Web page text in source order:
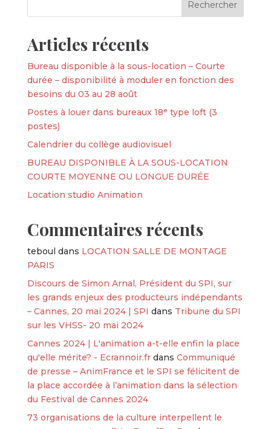
Articles récents
Bureau disponible à la sous-location – Courte
durée – disponibilité à moduler en fonction des
besoins du 03 au 28 août
Postes à louer dans bureaux 18ᵉ type loft (3
postes)
Calendrier du collège audiovisuel
BUREAU DISPONIBLE À LA SOUS-LOCATION
COURTE MOYENNE OU LONGUE DURÉE
Location studio Animation
Commentaires récents
teboul dans LOCATION SALLE DE MONTAGE
PARIS
Discours de Simon Arnal, Président du SPI, sur
les grands enjeux des producteurs indépendants
– Cannes, 20 mai 2024 | SPI dans Tribune du SPI
sur les VHSS- 20 mai 2024
Cannes 2024 | L'animation a-t-elle enfin la place
qu'elle mérite? - Ecrannoir.frdans Communiqué
de presse – AnimFrance et le SPI se félicitent de
la place accordée à l’animation dans la sélection
du Festival de Cannes 2024
73 organisations de la culture interpellent le